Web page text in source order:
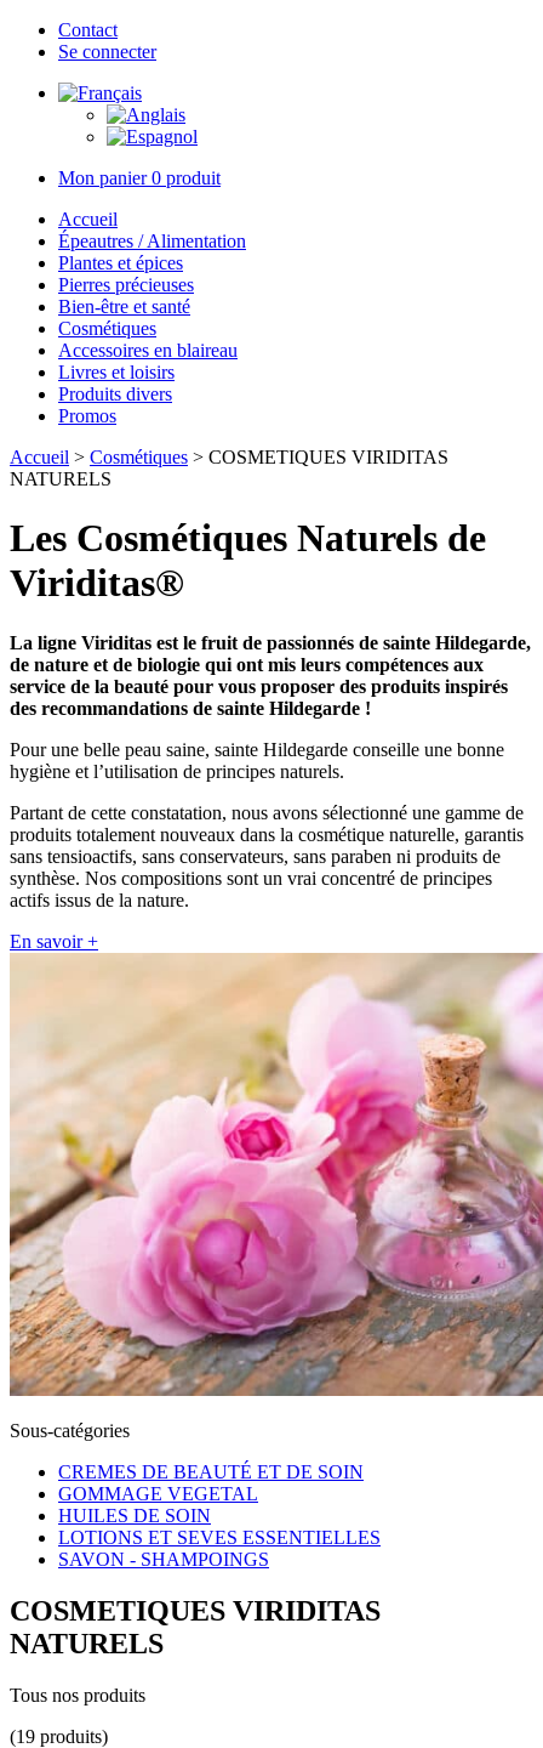
Contact
Se connecter
Mon panier0 produit
Accueil
Épeautres / Alimentation
Plantes et épices
Pierres précieuses
Bien-être et santé
Cosmétiques
Accessoires en blaireau
Livres et loisirs
Produits divers
Promos
Accueil > Cosmétiques > COSMETIQUES VIRIDITAS
NATURELS
Les Cosmétiques Naturels de
Viriditas®
La ligne Viriditas est le fruit de passionnés de sainte Hildegarde,
de nature et de biologie qui ont mis leurs compétences aux
service de la beauté pour vous proposer des produits inspirés
des recommandations de sainte Hildegarde !
Pour une belle peau saine, sainte Hildegarde conseille une bonne
hygiène et l’utilisation de principes naturels.
Partant de cette constatation, nous avons sélectionné une gamme de
produits totalement nouveaux dans la cosmétique naturelle, garantis
sans tensioactifs, sans conservateurs, sans paraben ni produits de
synthèse. Nos compositions sont un vrai concentré de principes
actifs issus de la nature.
En savoir +
Sous-catégories
CREMES DE BEAUTÉ ET DE SOIN
GOMMAGE VEGETAL
HUILES DE SOIN
LOTIONS ET SEVES ESSENTIELLES
SAVON - SHAMPOINGS
COSMETIQUES VIRIDITAS
NATURELS
Tous nos produits
(19 produits)